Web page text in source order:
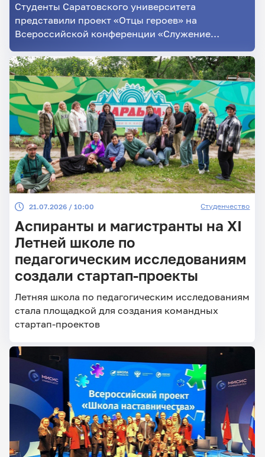
Студенты Саратовского университета
представили проект «Отцы героев» на
Всероссийской конференции «Служение
21.07.2026 / 10:00 Студенчество
Аспиранты и магистранты на XI
Летней школе по
педагогическим исследованиям
создали стартап-проекты
Летняя школа по педагогическим исследованиям
стала площадкой для создания командных
стартап-проектов